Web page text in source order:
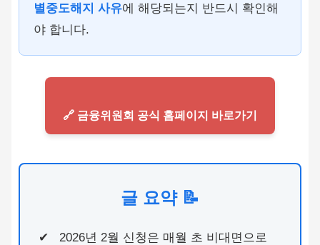
별중도해지 사유에 해당되는지 반드시 확인해
야 합니다.
🔗 금융위원회 공식 홈페이지 바로가기
글 요약 📝
2026년 2월 신청은 매월 초 비대면으로